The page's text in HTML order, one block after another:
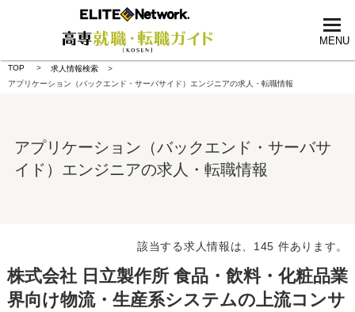
MENU
TOP
求人情報検索
アプリケーション（バックエンド・サーバサイド）エンジニアの求人・転職情報
アプリケーション（バックエンド・サーバサ
イド）エンジニアの求人・転職情報
該当する求人情報は、145 件あります。
株式会社 日立製作所 食品・飲料・化粧品業
界向け物流・生産系システムの上流コンサ